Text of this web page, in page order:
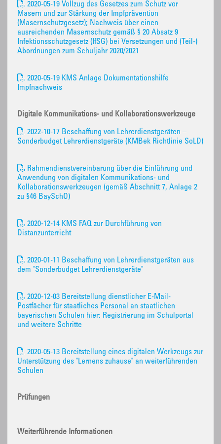
2020-05-19 Vollzug des Gesetzes zum Schutz vor
Masern und zur Stärkung der Impfprävention
(Masernschutzgesetz); Nachweis über einen
ausreichenden Masernschutz gemäß § 20 Absatz 9
Infektionsschutzgesetz (IfSG) bei Versetzungen und (Teil-)
Abordnungen zum Schuljahr 2020/2021
2020-05-19 KMS Anlage Dokumentationshilfe
Impfnachweis
Digitale Kommunikations- und Kollaborationswerkzeuge
2022-10-17 Beschaffung von Lehrerdienstgeräten –
Sonderbudget Lehrerdienstgeräte (KMBek Richtlinie SoLD)
Rahmendienstvereinbarung über die Einführung und
Anwendung von digitalen Kommunikations- und
Kollaborationswerkzeugen (gemäß Abschnitt 7, Anlage 2
zu §46 BaySchO)
2020-12-14 KMS FAQ zur Durchführung von
Distanzunterricht
2020-01-11 Beschaffung von Lehrerdienstgeräten aus
dem "Sonderbudget Lehrerdienstgeräte"
2020-12-03 Bereitstellung dienstlicher E-Mail-
Postfächer für staatliches Personal an staatlichen
bayerischen Schulen hier: Registrierung im Schulportal
und weitere Schritte
2020-05-13 Bereitstellung eines digitalen Werkzeugs zur
Unterstützung des "Lernens zuhause" an weiterführenden
Schulen
Prüfungen
Weiterführende Informationen